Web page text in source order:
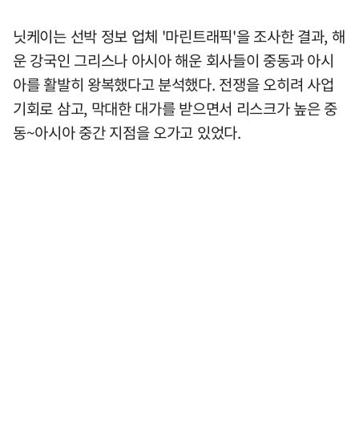
닛케이는 선박 정보 업체 '마린트래픽'을 조사한 결과, 해
운 강국인 그리스나 아시아 해운 회사들이 중동과 아시
아를 활발히 왕복했다고 분석했다. 전쟁을 오히려 사업
기회로 삼고, 막대한 대가를 받으면서 리스크가 높은 중
동~아시아 중간 지점을 오가고 있었다.